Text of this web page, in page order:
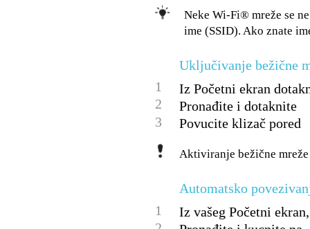
Neke Wi-Fi® mreže se
ime (SSID). Ako znate
Uključivanje bežične
1
Iz Početni ekran
2
Pronađite i dotaknite
3
Povucite klizač pored
Aktiviranje bežične
Automatsko
1
Iz vašeg Početni